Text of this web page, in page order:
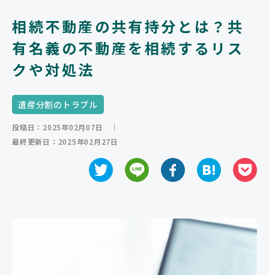
遺産分割のトラブル 遺留分のトラブル
相続放棄 相続税・事業承継対策
家族信託・遺言書作成
よくあるご質問
弁護士紹介
お問い合わせ
相続不動産の共有持分とは？共
有名義の不動産を相続するリス
クや対処法
遺産分割のトラブル
投稿日：2025年02月07日
｜
最終更新日：2025年02月27日